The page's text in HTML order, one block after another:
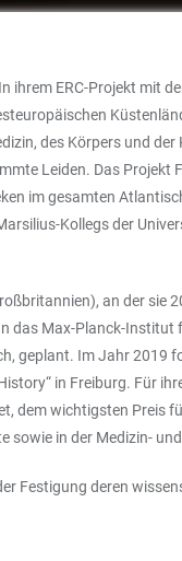
ERC-Projekt mit
des Körpers und
Leiden. Das Projekt
im gesamten
Kollegs der
an der sie
das Max-Planck-
geplant. Im Jahr 2019
in Freiburg. Für
dem wichtigsten Preis
sowie in der Medizin-
Festigung deren